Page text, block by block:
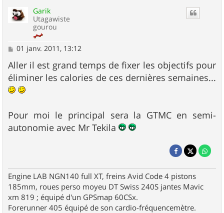
Garik
Utagawiste
gourou
M
s
s
a
g
e
01 janv. 2011, 13:12
Aller il est grand temps de fixer les objectifs pour
éliminer les calories de ces dernières semaines...
Pour moi le principal sera la GTMC en semi-
autonomie avec Mr Tekila
Engine LAB NGN140 full XT, freins Avid Code 4 pistons
185mm, roues perso moyeu DT Swiss 240S jantes Mavic
xm 819 ; équipé d'un GPSmap 60CSx.
Forerunner 405 équipé de son cardio-fréquencemètre.